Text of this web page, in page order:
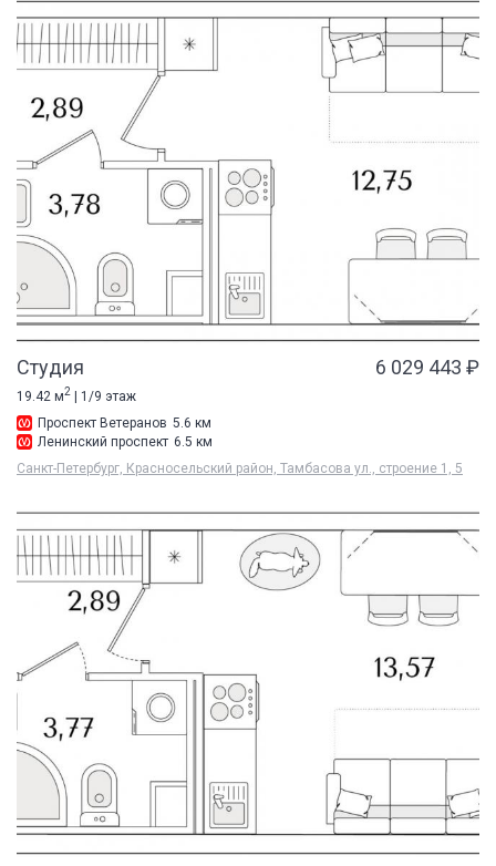
Студия 6 029 443 ₽
19.42 м2
| 1/9 этаж
Проспект Ветеранов 5.6 км
Ленинский проспект 6.5 км
Санкт-Петербург, Красносельский район, Тамбасова ул., строение 1, 5